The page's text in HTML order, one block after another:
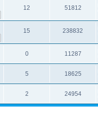
12 51812
15 238832
0 11287
5 18625
2 24954